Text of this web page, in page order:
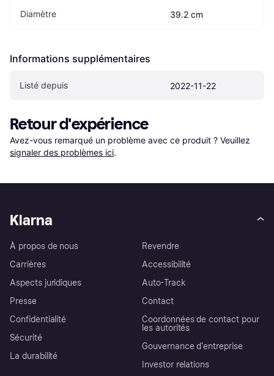
Diamètre 39.2 cm
Informations supplémentaires
Listé depuis 2022-11-22
Retour d'expérience
Avez-vous remarqué un problème avec ce produit ? Veuillez
signaler des problèmes ici.
Klarna
À propos de nous
Carrières
Aspects juridiques
Presse
Confidentialité
Sécurité
La durabilité
Revendre
Accessibilité
Auto-Track
Contact
Coordonnées de contact pour
les autorités
Gouvernance d’entreprise
Investor relations